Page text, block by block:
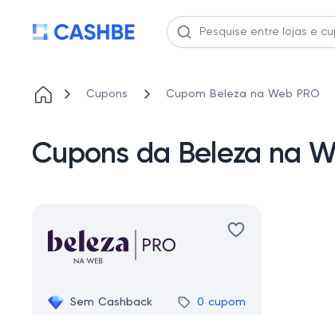
Cupons Cupom Beleza na Web PRO
Cupons da Beleza na
Sem Cashback 0 cupom